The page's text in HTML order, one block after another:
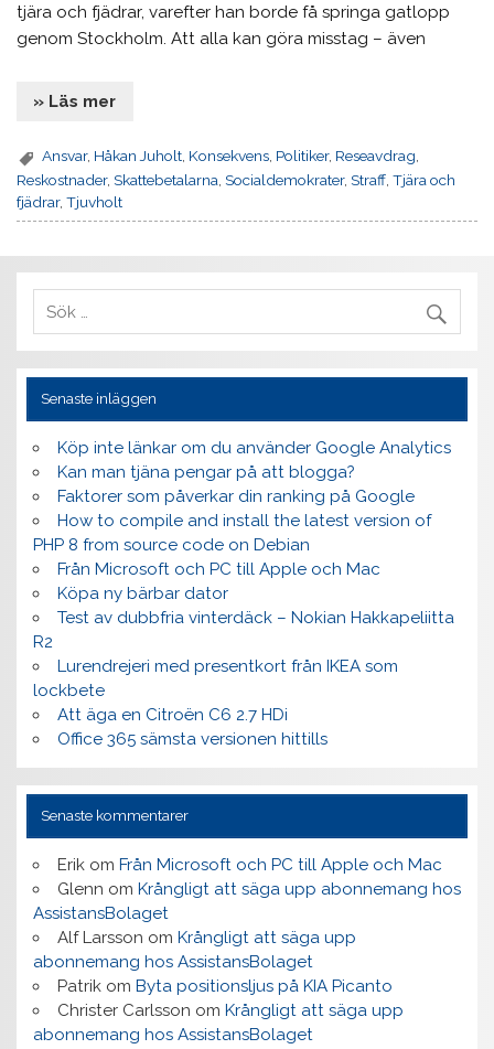
tjära och fjädrar, varefter han borde få springa gatlopp
genom Stockholm. Att alla kan göra misstag – även
» Läs mer
Ansvar, Håkan Juholt Konsekvens Politiker, Reseavdrag
Reskostnader,Skattebetalarna ,Socialdemokrater,Straff ,Tjära och
fjädrar,Tjuvholt
Senaste inläggen
Köp inte länkar om du använder Google Analytics
Kan man tjäna pengar på att blogga?
Faktorer som påverkar din ranking på Google
How to compile and install the latest version of
PHP 8 from source code on Debian
Från Microsoft och PC till Apple och Mac
Köpa ny bärbar dator
Test av dubbfria vinterdäck – Nokian Hakkapeliitta
R2
Lurendrejeri med presentkort från IKEA som
lockbete
Att äga en Citroën C6 2.7 HDi
Office 365 sämsta versionen hittills
Senaste kommentarer
Erikom Från Microsoft och PC till Apple och Mac
Glenn om Krångligt att säga upp abonnemang hos
AssistansBolaget
Alf Larsson om Krångligt att säga upp
abonnemang hos AssistansBolaget
Patrikom Byta positionsljus på KIA Picanto
Christer Carlsson om Krångligt att säga upp
abonnemang hos AssistansBolaget